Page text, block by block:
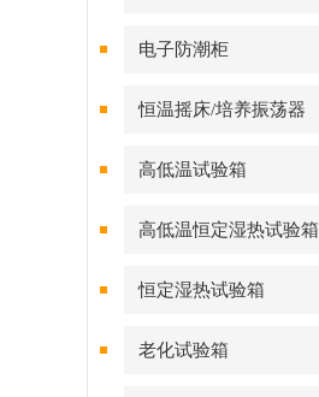
电子防潮柜
恒温摇床/培养振荡器
高低温试验箱
高低温恒定湿热试验箱
恒定湿热试验箱
老化试验箱